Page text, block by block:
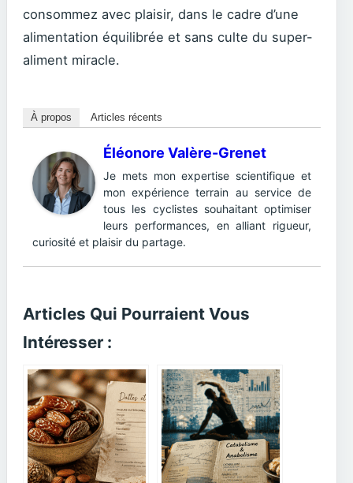
consommez avec plaisir, dans le cadre d’une
alimentation équilibrée et sans culte du super-
aliment miracle.
À propos Articles récents
Éléonore Valère-Grenet
Je mets mon expertise scientifique et
mon expérience terrain au service de
tous les cyclistes souhaitant optimiser
leurs performances, en alliant rigueur,
curiosité et plaisir du partage.
Articles Qui Pourraient Vous
Intéresser :